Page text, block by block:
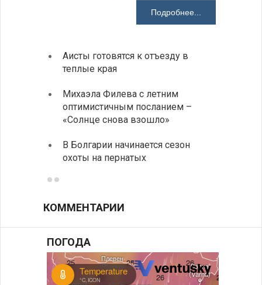
Подробнее...
Аисты готовятся к отъезду в
теплые края
Михаэла Филева с летним
оптимистичным посланием –
«Солнце снова взошло»
В Болгарии начинается сезон
охоты на пернатых
КОММЕНТАРИИ
ПОГОДА